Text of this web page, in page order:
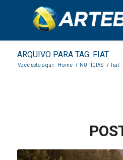
ARQUIVO PARA TAG: FIAT
Você está aqui: Home / NOTÍCIAS / fiat